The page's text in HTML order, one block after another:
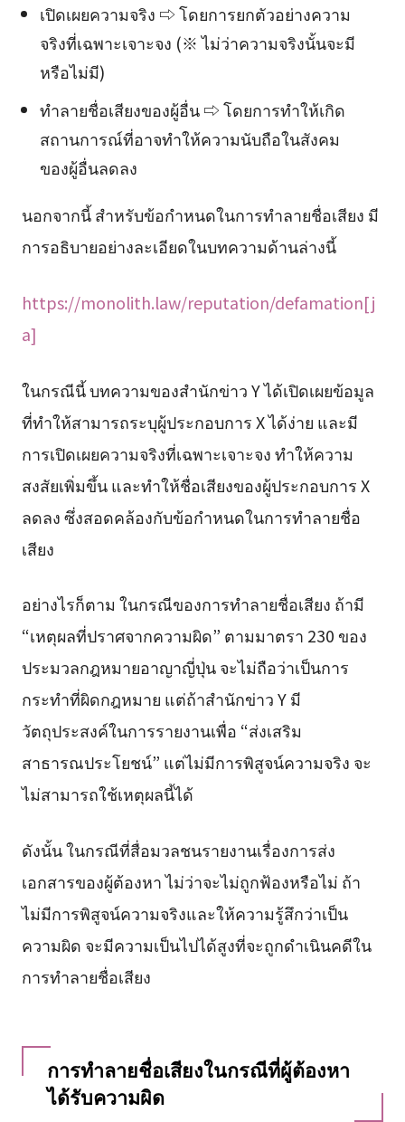
เปิดเผยความจริง ⇨ โดยการยกตัวอย่างความ
จริงที่เฉพาะเจาะจง (※ ไม่ว่าความจริงนั้นจะมี
หรือไม่มี)
ทำลายชื่อเสียงของผู้อื่น ⇨ โดยการทำให้เกิด
สถานการณ์ที่อาจทำให้ความนับถือในสังคม
ของผู้อื่นลดลง
นอกจากนี้ สำหรับข้อกำหนดในการทำลายชื่อเสียง มี
การอธิบายอย่างละเอียดในบทความด้านล่างนี้
https://monolith.law/reputation/defamation[j
a]
ในกรณีนี้ บทความของสำนักข่าว Y ได้เปิดเผยข้อมูล
ที่ทำให้สามารถระบุผู้ประกอบการ X ได้ง่าย และมี
การเปิดเผยความจริงที่เฉพาะเจาะจง ทำให้ความ
สงสัยเพิ่มขึ้น และทำให้ชื่อเสียงของผู้ประกอบการ X
ลดลง ซึ่งสอดคล้องกับข้อกำหนดในการทำลายชื่อ
เสียง
อย่างไรก็ตาม ในกรณีของการทำลายชื่อเสียง ถ้ามี
“เหตุผลที่ปราศจากความผิด” ตามมาตรา 230 ของ
ประมวลกฎหมายอาญาญี่ปุ่น จะไม่ถือว่าเป็นการ
กระทำที่ผิดกฎหมาย แต่ถ้าสำนักข่าว Y มี
วัตถุประสงค์ในการรายงานเพื่อ “ส่งเสริม
สาธารณประโยชน์” แต่ไม่มีการพิสูจน์ความจริง จะ
ไม่สามารถใช้เหตุผลนี้ได้
ดังนั้น ในกรณีที่สื่อมวลชนรายงานเรื่องการส่ง
เอกสารของผู้ต้องหา ไม่ว่าจะไม่ถูกฟ้องหรือไม่ ถ้า
ไม่มีการพิสูจน์ความจริงและให้ความรู้สึกว่าเป็น
ความผิด จะมีความเป็นไปได้สูงที่จะถูกดำเนินคดีใน
การทำลายชื่อเสียง
การทำลายชื่อเสียงในกรณีที่ผู้ต้องหา
ได้รับความผิด